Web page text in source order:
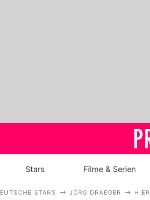
Stars Filme & Serien
STARS JÖRG DRAEGER